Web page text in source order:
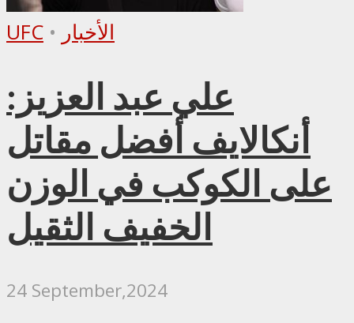
UFC • الأخبار
علي عبد العزيز:
أنكالايف أفضل مقاتل
على الكوكب في الوزن
الخفيف الثقيل
24 September,2024